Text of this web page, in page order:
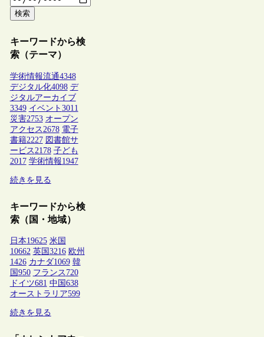
検索
キーワードから検
索（テーマ）
学術情報流通4348
デジタル化4098 デ
ジタルアーカイブ
3349 イベント 3011
災害2753 オープン
アクセス 2678 電子
書籍2227 図書館サ
ービス 2178 子ども
2017 学術情報1947
続きを見る
キーワードから検
索（国・地域）
日本19625 米国
10662 英国 3216 欧州
1426 カナダ1069 韓
国 950 フランス 720
ドイツ681 中国 638
オーストラリア599
続きを見る